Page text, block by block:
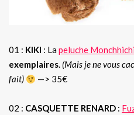
01 : KIKI : Lapeluche
exemplaires. (Mais je ne vous
fait)
—> 35€
02 : CASQUETTE RENARD :